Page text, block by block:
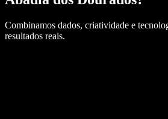
Combinamos dados, criatividade e
resultados reais.